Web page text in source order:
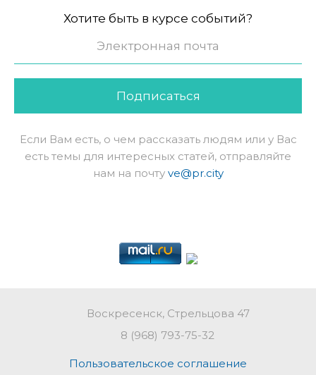
Хотите быть в курсе событий?
Подписаться
Если Вам есть, о чем рассказать людям или у Вас
есть темы для интересных статей, отправляйте
нам на почту ve@pr.city
Воскресенск, Стрельцова 47
8 (968) 793-75-32
Пользовательское соглашение